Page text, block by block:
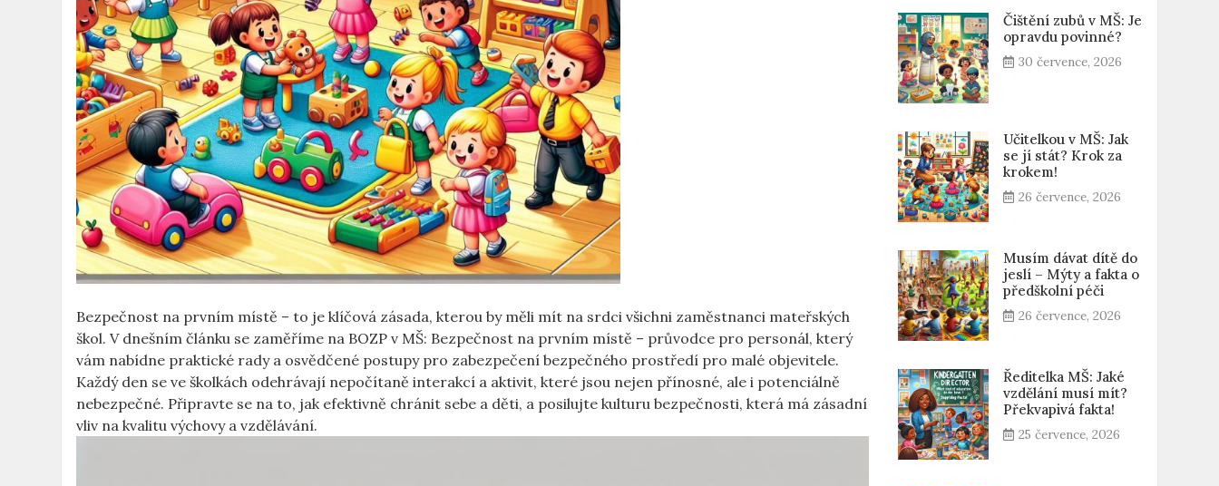
Bezpečnost na prvním místě – to je klíčová zásada, kterou by měli mít na srdci všichni zaměstnanci mateřských
škol. V dnešním článku se zaměříme na BOZP v MŠ: Bezpečnost na prvním místě – průvodce pro personál, který
vám nabídne praktické rady a osvědčené postupy pro zabezpečení bezpečného prostředí pro malé objevitele.
Každý den se ve školkách odehrávají nepočítaně interakcí a aktivit, které jsou nejen přínosné, ale i potenciálně
nebezpečné. Připravte se na to, jak efektivně chránit sebe a děti, a posilujte kulturu bezpečnosti, která má zásadní
vliv na kvalitu výchovy a vzdělávání.
Čištění zubů v MŠ: Je
opravdu povinné?
30 července, 2026
Učitelkou v MŠ: Jak
se jí stát? Krok za
krokem!
26 července, 2026
Musím dávat dítě do
jeslí – Mýty a fakta o
předškolní péči
26 července, 2026
Ředitelka MŠ: Jaké
vzdělání musí mít?
Překvapivá fakta!
25 července, 2026